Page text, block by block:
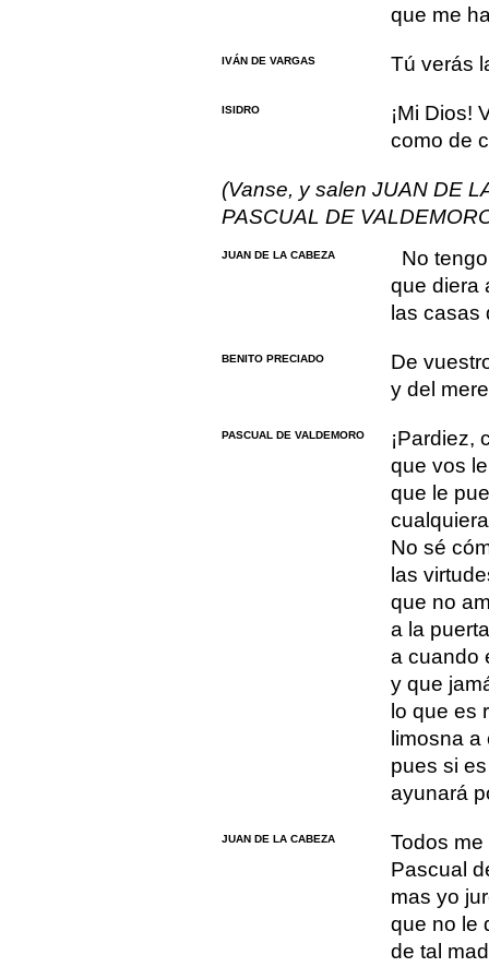
que me
IVÁN DE VARGAS Tú verás
ISIDRO
¡Mi Dios!
como de
(Vanse, y salen JUAN DE
PASCUAL DE
JUAN DE LA CABEZA
No
que diera
las casas
BENITO PRECIADO
De
y del
PASCUAL DE VALDEMORO
¡Pardiez,
que vos
que le
No sé
las
que no
a la
a cuando
y que
lo que es
limosna a
pues si
ayunará
JUAN DE LA CABEZA
Todos
Pascual
mas yo
que no le
de tal